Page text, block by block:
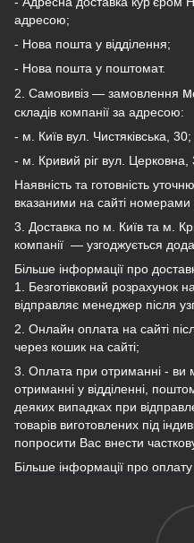
адресою;
- Нова пошта у відділення;
- Нова пошта у поштомат.
2. Самовивіз — замовлення м
складів компанії за адресою:
- м. Київ вул. Чистяківська, 30;
- м. Кривий ріг вул. Церковна,
Наявність та готовність
вказаними на сайті номерами
3. Доставка по м. Київ та м.
компанії — узгоджується
Більше інформації про
1. Безготівковий розрахунок
відправляє менеджер після
2. Онлайн оплата на сайті
через кошик на сайті;
3. Оплата при отриманні - ви
отриманні у відділенні,
деяких випадках при
товарів виготовлених під
попросити Вас внести
Більше інформації про оплату